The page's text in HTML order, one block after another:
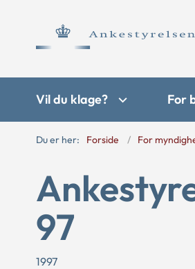
Vil du klage? For
Du er her: Forside For
97
1997